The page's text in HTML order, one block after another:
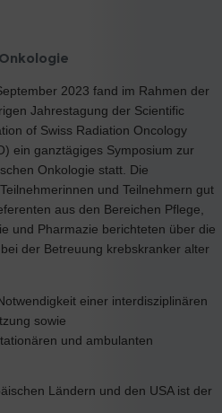
2023 fand im Rahmen der
Jahrestagung der Scientific
of Swiss Radiation Oncology
ein ganztägiges Symposium zur
Onkologie statt. Die
und Teilnehmern gut
aus den Bereichen Pflege,
und Pharmazie berichteten über die
der Betreuung krebskranker alter
einer interdisziplinären
sowie
und ambulanten
Ländern und den USA ist der